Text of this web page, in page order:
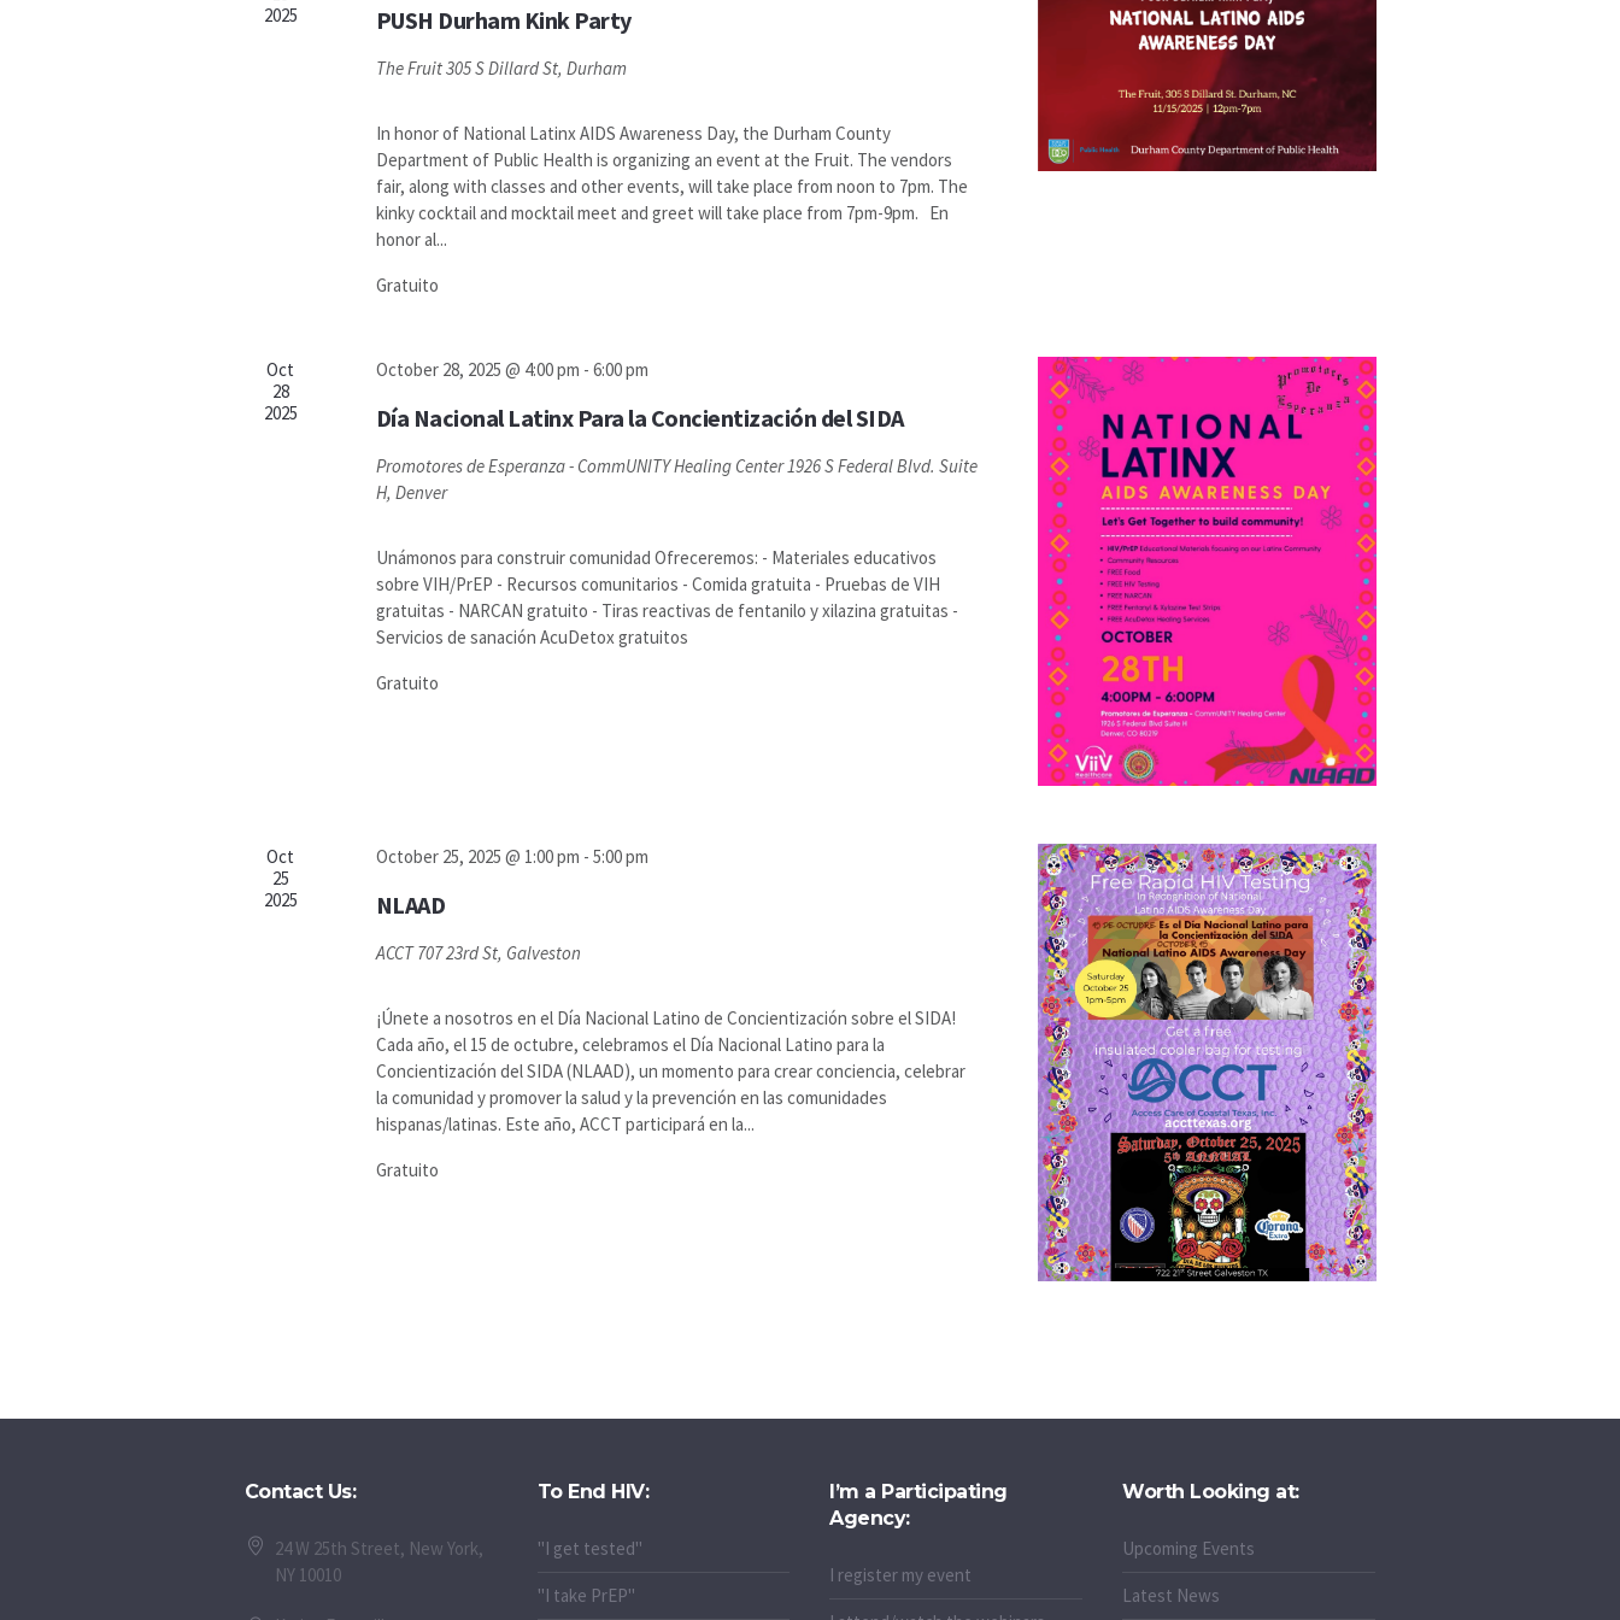
2025
PUSH Durham Kink Party
The Fruit305 S Dillard St, Durham
In honor of National Latinx AIDS Awareness Day, the Durham County
Department of Public Health is organizing an event at the Fruit. The vendors
fair, along with classes and other events, will take place from noon to 7pm. The
kinky cocktail and mocktail meet and greet will take place from 7pm-9pm. En
honor al...
Gratuito
Oct
28
2025
October 28, 2025 @ 4:00 pm - 6:00 pm
Día Nacional Latinx Para la Concientización del SIDA
Promotores de Esperanza - CommUNITY Healing Center1926 S Federal Blvd. Suite
H, Denver
Unámonos para construir comunidad Ofreceremos: - Materiales educativos
sobre VIH/PrEP - Recursos comunitarios - Comida gratuita - Pruebas de VIH
gratuitas - NARCAN gratuito - Tiras reactivas de fentanilo y xilazina gratuitas -
Servicios de sanación AcuDetox gratuitos
Gratuito
Oct
25
2025
October 25, 2025 @ 1:00 pm - 5:00 pm
NLAAD
ACCT707 23rd St, Galveston
¡Únete a nosotros en el Día Nacional Latino de Concientización sobre el SIDA!
Cada año, el 15 de octubre, celebramos el Día Nacional Latino para la
Concientización del SIDA (NLAAD), un momento para crear conciencia, celebrar
la comunidad y promover la salud y la prevención en las comunidades
hispanas/latinas. Este año, ACCT participará en la...
Gratuito
Contact Us:
24 W 25th Street, New York,
NY 10010
To End HIV:
"I get tested"
"I take PrEP"
I’m a Participating
Agency:
I register my event
Worth Looking at:
Upcoming Events
Latest News